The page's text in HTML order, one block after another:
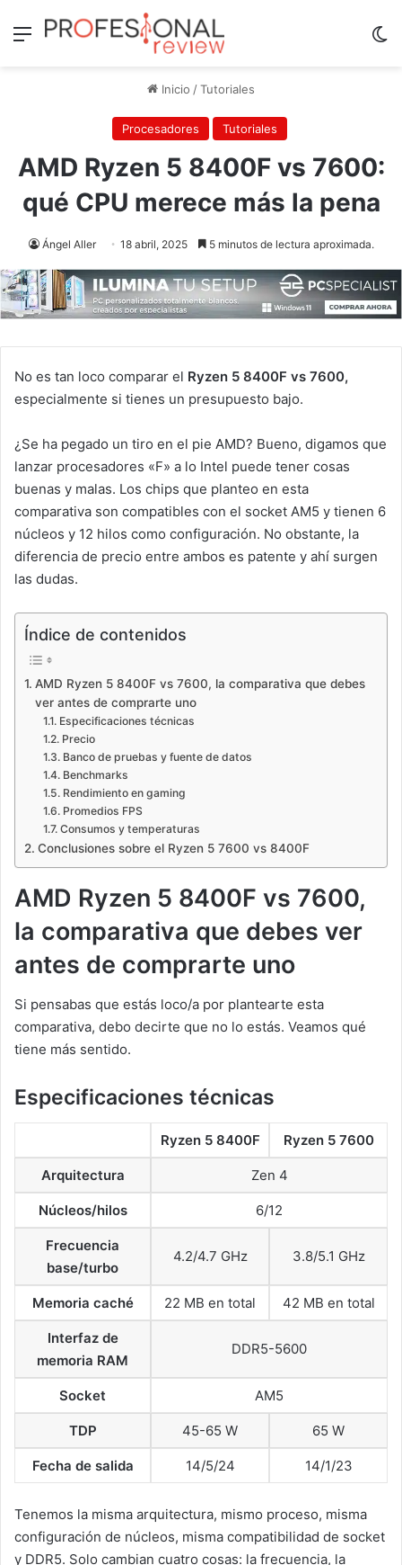
Menú
Inicio /Tutoriales
Procesadores Tutoriales
AMD Ryzen 5 8400F vs 7600:
qué CPU merece más la pena
Ángel Aller 18 abril, 2025 5 minutos de lectura aproximada.
No es tan loco comparar el Ryzen 5 8400F vs 7600,
especialmente si tienes un presupuesto bajo.
¿Se ha pegado un tiro en el pie AMD? Bueno, digamos que
lanzar procesadores «F» a lo Intel puede tener cosas
buenas y malas. Los chips que planteo en esta
comparativa son compatibles con el socket AM5 y tienen 6
núcleos y 12 hilos como configuración. No obstante, la
diferencia de precio entre ambos es patente y ahí surgen
las dudas.
Índice de contenidos
AMD Ryzen 5 8400F vs 7600, la comparativa que debes
ver antes de comprarte uno
Especificaciones técnicas
Precio
Banco de pruebas y fuente de datos
Benchmarks
Rendimiento en gaming
Promedios FPS
Consumos y temperaturas
Conclusiones sobre el Ryzen 5 7600 vs 8400F
AMD Ryzen 5 8400F vs 7600,
la comparativa que debes ver
antes de comprarte uno
Si pensabas que estás loco/a por plantearte esta
comparativa, debo decirte que no lo estás. Veamos qué
tiene más sentido.
Especificaciones técnicas
Ryzen 5 8400F Ryzen 5 7600
Arquitectura Zen 4
Núcleos/hilos 6/12
Frecuencia
base/turbo
4.2/4.7 GHz 3.8/5.1 GHz
Memoria caché 22 MB en total 42 MB en total
Interfaz de
memoria RAM
DDR5-5600
Socket AM5
TDP 45-65 W 65 W
Fecha de salida 14/5/24 14/1/23
Tenemos la misma arquitectura, mismo proceso, misma
configuración de núcleos, misma compatibilidad de socket
y DDR5. Solo cambian cuatro cosas: la frecuencia, la